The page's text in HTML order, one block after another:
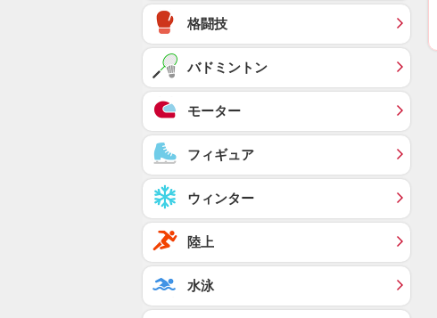
格闘技
バドミントン
モーター
フィギュア
ウィンター
陸上
水泳